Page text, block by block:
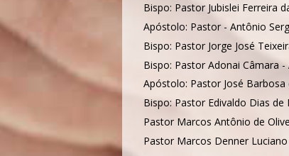
Bispo: Pastor Jubislei Ferreira
Apóstolo: Pastor - Antônio
Bispo: Pastor Jorge José
Bispo: Pastor Adonai Câmara
Apóstolo: Pastor José
Bispo: Pastor Edivaldo Dias
Pastor Marcos Antônio de
Pastor Marcos Denner